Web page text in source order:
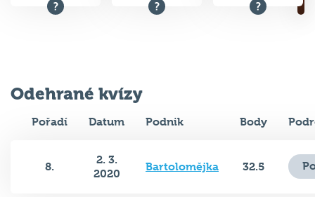
Odehrané kvízy
Pořadí Datum Podnik Body
8.
2. 3.
2020
Bartolomějka 32.5